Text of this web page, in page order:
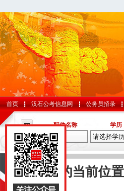
首页 汉石公考信息网 公务员招录
职位名称 学历
导航 您的当前位置